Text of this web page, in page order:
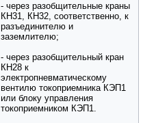
- через разобщительные краны
КН31, КН32, соответственно, к
разъединителю и
заземлителю;
- через разобщительный кран
КН28 к
электропневматическому
вентилю токоприемника КЭП1
или блоку управления
токоприемником КЭП1.